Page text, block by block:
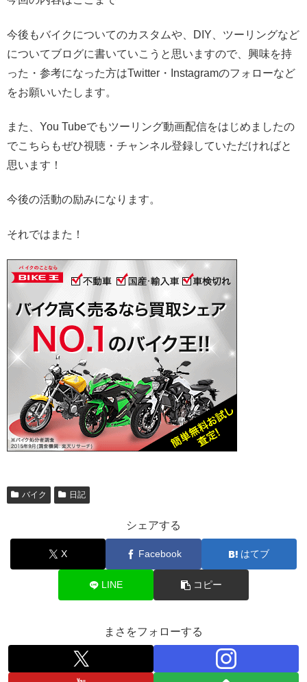
今後もバイクについてのカスタムや、DIY、ツーリングなど
についてブログに書いていこうと思いますので、興味を持
った・参考になった方はTwitter・Instagramのフォローなど
をお願いいたします。
また、You Tubeでもツーリング動画配信をはじめましたの
でこちらもぜひ視聴・チャンネル登録していただければと
思います！
今後の活動の励みになります。
それではまた！
バイク 日記
シェアする
X Facebook はてブ
LINE コピー
まさをフォローする